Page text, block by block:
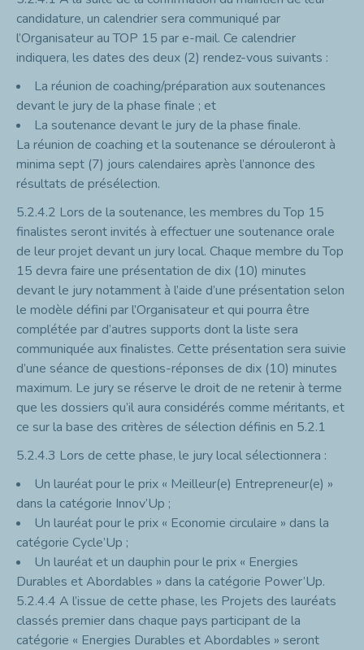
candidature, un calendrier sera communiqué par
l’Organisateur au TOP 15 par e-mail. Ce calendrier
indiquera, les dates des deux (2) rendez-vous suivants :
La réunion de coaching/préparation aux soutenances
devant le jury de la phase finale ; et
La soutenance devant le jury de la phase finale.
La réunion de coaching et la soutenance se dérouleront à
minima sept (7) jours calendaires après l’annonce des
résultats de présélection.
5.2.4.2 Lors de la soutenance, les membres du Top 15
finalistes seront invités à effectuer une soutenance orale
de leur projet devant un jury local. Chaque membre du Top
15 devra faire une présentation de dix (10) minutes
devant le jury notamment à l’aide d’une présentation selon
le modèle défini par l’Organisateur et qui pourra être
complétée par d’autres supports dont la liste sera
communiquée aux finalistes. Cette présentation sera suivie
d’une séance de questions-réponses de dix (10) minutes
maximum. Le jury se réserve le droit de ne retenir à terme
que les dossiers qu’il aura considérés comme méritants, et
ce sur la base des critères de sélection définis en 5.2.1
5.2.4.3 Lors de cette phase, le jury local sélectionnera :
Un lauréat pour le prix « Meilleur(e) Entrepreneur(e) »
dans la catégorie Innov’Up ;
Un lauréat pour le prix « Economie circulaire » dans la
catégorie Cycle’Up ;
Un lauréat et un dauphin pour le prix « Energies
Durables et Abordables » dans la catégorie Power’Up.
5.2.4.4 A l’issue de cette phase, les Projets des lauréats
classés premier dans chaque pays participant de la
catégorie « Energies Durables et Abordables » seront